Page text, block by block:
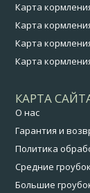
Карта
Карта
Карта
Карта
КАРТА
О нас
Гарантия и
Политика
Средние
Большие